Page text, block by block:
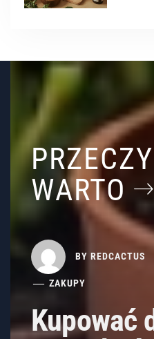
WARTO
BY REDCACTUS
ZAKUPY
Kupować